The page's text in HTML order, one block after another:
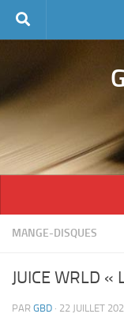
Skip to content
MANGE-DISQUES
JUICE WRLD
PAR GBD · 22 JUILLET